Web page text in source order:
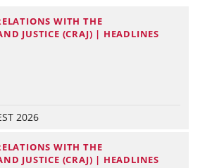
WITH THE
JUSTICE (CRAJ) | HEADLINES
2026
WITH THE
JUSTICE (CRAJ) | HEADLINES